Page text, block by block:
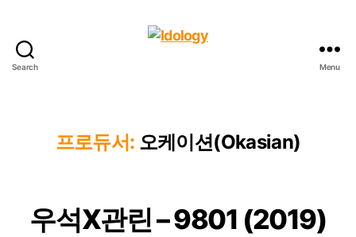
Search Menu
프로듀서: 오케이션(Okasian)
우석X관린 – 9801 (2019)